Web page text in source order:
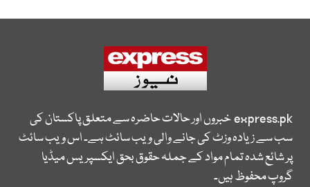
express.pkخبروں اور حالات حاضرہ سے متعلق پاکستان کی
سب سے زیادہ وزٹ کی جانے والی ویب سائٹ ہے۔ اس ویب سائٹ
پر شائع شدہ تمام مواد کے جملہ حقوق بحق ایکسپریس میڈیا
گروپ محفوظ ہیں۔